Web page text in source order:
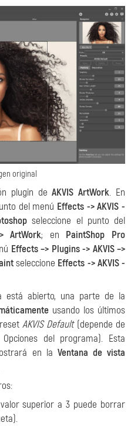
original
plugin deAKVIS ArtWork. En
del menú Effects -> AKVIS -
seleccione el punto del
ArtWork; en PaintShop Pro
Effects –> Plugins -> AKVIS –>
seleccione Effects -> AKVIS -
está abierto, una parte de la
usando los últimos
AKVIS Default(depende de
del programa). Esta
en la Ventana de vista
superior a 3 puede borrar